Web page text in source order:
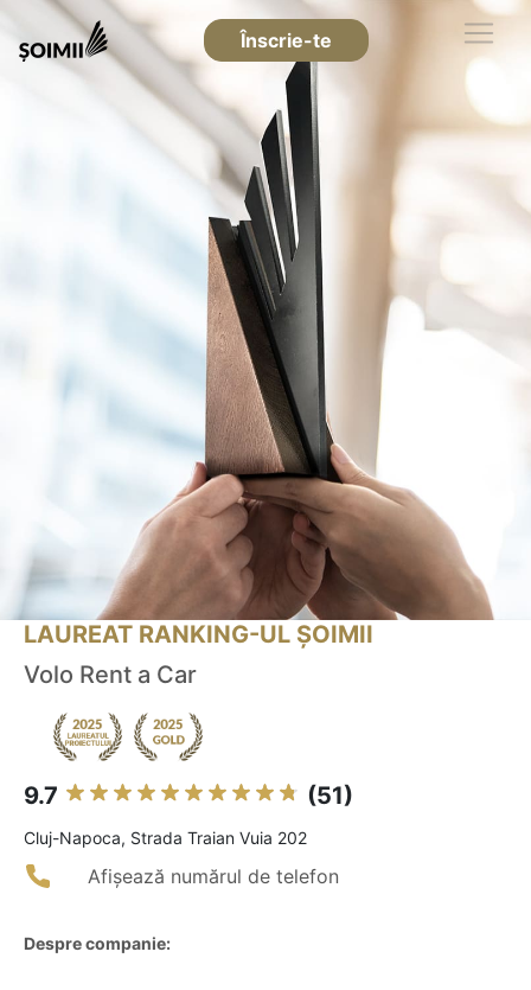
Înscrie-te
LAUREAT RANKING-UL ȘOIMII
Volo Rent a Car
9.7 (51)
Cluj-Napoca, Strada Traian Vuia 202
Afișează numărul de telefon
Despre companie: